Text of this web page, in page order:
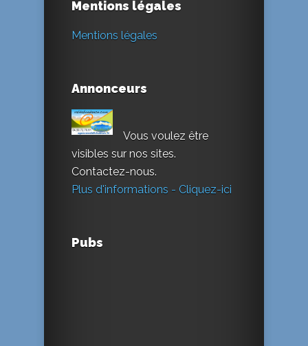
Mentions légales
Mentions légales
Annonceurs
Vous voulez être
visibles sur nos sites.
Contactez-nous.
Plus d'informations - Cliquez-ici
Pubs